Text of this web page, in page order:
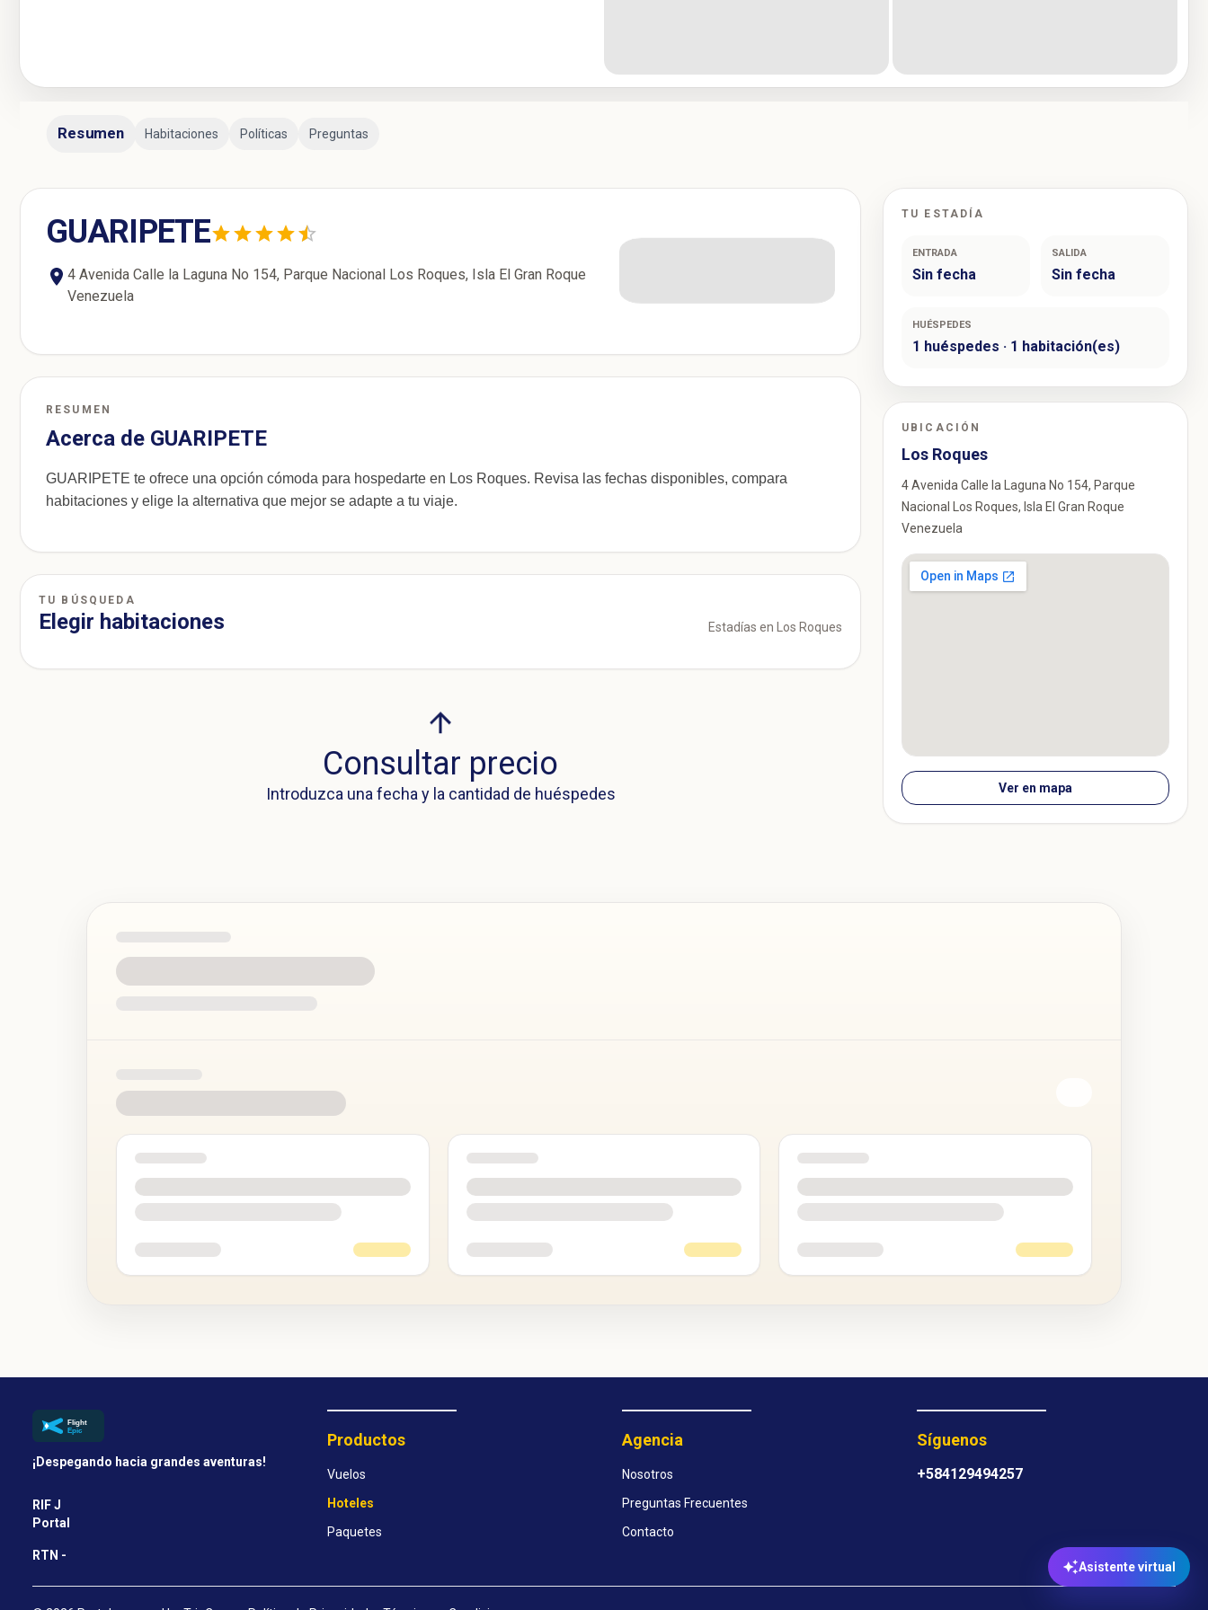
Resumen Habitaciones Políticas Preguntas
GUARIPETE
4 Avenida Calle la Laguna No 154, Parque Nacional Los Roques, Isla El Gran Roque
Venezuela
RESUMEN
Acerca de GUARIPETE
GUARIPETE te ofrece una opción cómoda para hospedarte en Los Roques. Revisa las fechas disponibles, compara
habitaciones y elige la alternativa que mejor se adapte a tu viaje.
TU BÚSQUEDA
Elegir habitaciones Estadías en Los Roques
Consultar precio
Introduzca una fecha y la cantidad de huéspedes
TU ESTADÍA
ENTRADA
Sin fecha
SALIDA
Sin fecha
HUÉSPEDES
1 huéspedes · 1 habitación(es)
UBICACIÓN
Los Roques
4 Avenida Calle la Laguna No 154, Parque
Nacional Los Roques, Isla El Gran Roque
Venezuela
Ver en mapa
Asistente virtual
¡Despegando hacia grandes aventuras!
RIF J
Portal
RTN -
Productos
Vuelos
Hoteles
Paquetes
Agencia
Nosotros
Preguntas Frecuentes
Contacto
Síguenos
+584129494257